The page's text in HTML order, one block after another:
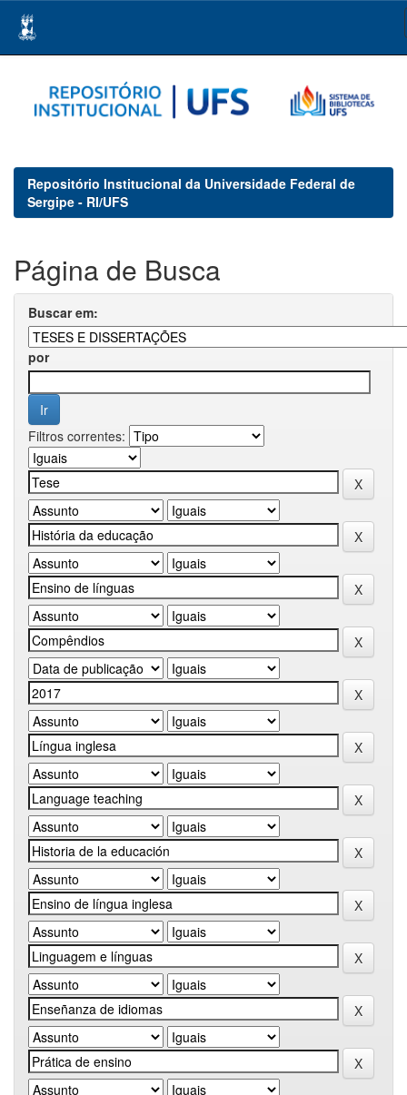
navigation
Repositório Institucional da Universidade Federal de
Sergipe - RI/UFS
Página de Busca
Buscar em:
por
Filtros correntes: